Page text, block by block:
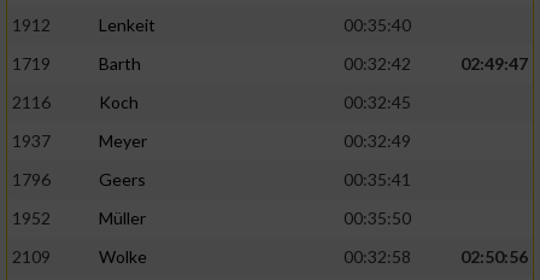
1912
Lenkeit
00:35:40
1719
Barth 00:32:42
02:49:47
2116
Koch
00:32:45
1937
Meyer
00:32:49
1796
Geers
00:35:41
1952
Müller
00:35:50
2109
Wolke 00:32:58
02:50:56